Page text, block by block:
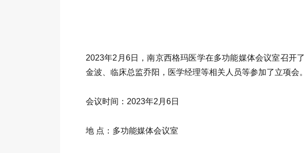
2023年2月6日，南京西格玛医学在多功能媒体会议室召开
金波、临床总监乔阳，医学经理等相关人员等参加了立项会。
会议时间：2023年2月6日
地 点：多功能媒体会议室